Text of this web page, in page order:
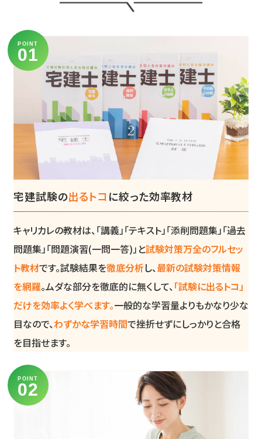
POINT
宅建試験の出るトコに絞った効率教材
キャリカレの教材は、「講義」「テキスト」「添削問題集」「過去
問題集」「問題演習(一問一答)」と試験対策万全のフルセッ
ト教材です。試験結果を徹底分析し、最新の試験対策情報
を網羅。ムダな部分を徹底的に無くして、「試験に出るトコ」
だけを効率よく学べます。一般的な学習量よりもかなり少な
目なので、わずかな学習時間で挫折せずにしっかりと合格
を目指せます。
POINT